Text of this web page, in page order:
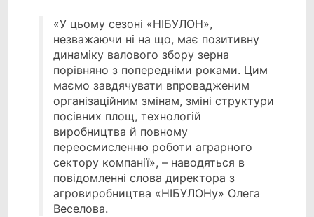
«У цьому сезоні «НІБУЛОН»,
незважаючи ні на що, має позитивну
динаміку валового збору зерна
порівняно з попередніми роками. Цим
маємо завдячувати впровадженим
організаційним змінам, зміні структури
посівних площ, технологій
виробництва й повному
переосмисленню роботи аграрного
сектору компанії», – наводяться в
повідомленні слова директора з
агровиробництва «НІБУЛОНу» Олега
Веселова.